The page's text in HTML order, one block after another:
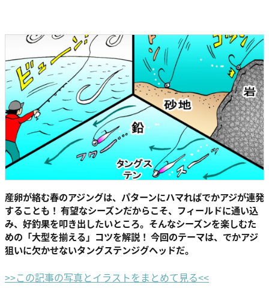
産卵が絡む春のアジングは、パターンにハマればでかアジが連発
することも！ 有望なシーズンだからこそ、フィールドに通い込
み、好釣果を叩き出したいところ。そんなシーズンを楽しむた
めの「大型を揃える」コツを解説！ 今回のテーマは、でかアジ
狙いに欠かせないタングステンジグヘッドだ。
>>この記事の写真とイラストをまとめて見る<<